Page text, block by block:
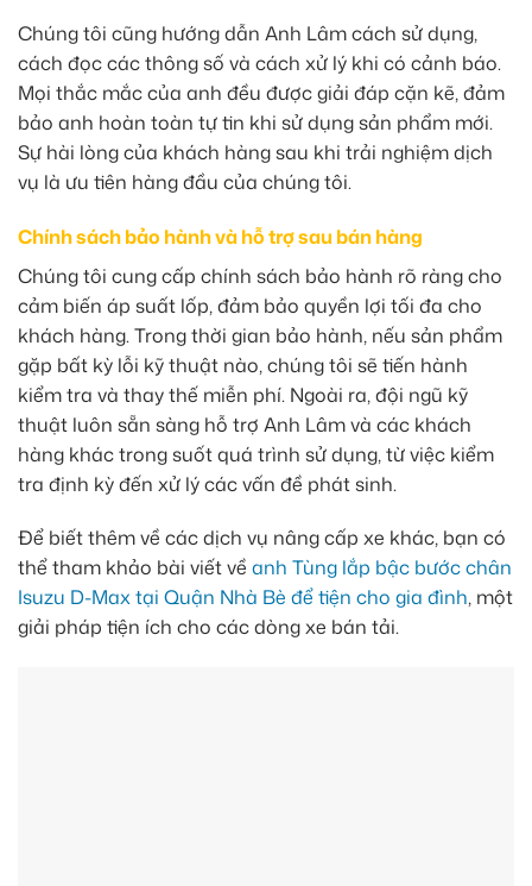
Chúng tôi cũng hướng dẫn Anh Lâm cách sử dụng,
cách đọc các thông số và cách xử lý khi có cảnh báo.
Mọi thắc mắc của anh đều được giải đáp cặn kẽ, đảm
bảo anh hoàn toàn tự tin khi sử dụng sản phẩm mới.
Sự hài lòng của khách hàng sau khi trải nghiệm dịch
vụ là ưu tiên hàng đầu của chúng tôi.
Chính sách bảo hành và hỗ trợ sau bán hàng
Chúng tôi cung cấp chính sách bảo hành rõ ràng cho
cảm biến áp suất lốp, đảm bảo quyền lợi tối đa cho
khách hàng. Trong thời gian bảo hành, nếu sản phẩm
gặp bất kỳ lỗi kỹ thuật nào, chúng tôi sẽ tiến hành
kiểm tra và thay thế miễn phí. Ngoài ra, đội ngũ kỹ
thuật luôn sẵn sàng hỗ trợ Anh Lâm và các khách
hàng khác trong suốt quá trình sử dụng, từ việc kiểm
tra định kỳ đến xử lý các vấn đề phát sinh.
Để biết thêm về các dịch vụ nâng cấp xe khác, bạn có
thể tham khảo bài viết về anh Tùng lắp bậc bước chân
Isuzu D-Max tại Quận Nhà Bè để tiện cho gia đình, một
giải pháp tiện ích cho các dòng xe bán tải.